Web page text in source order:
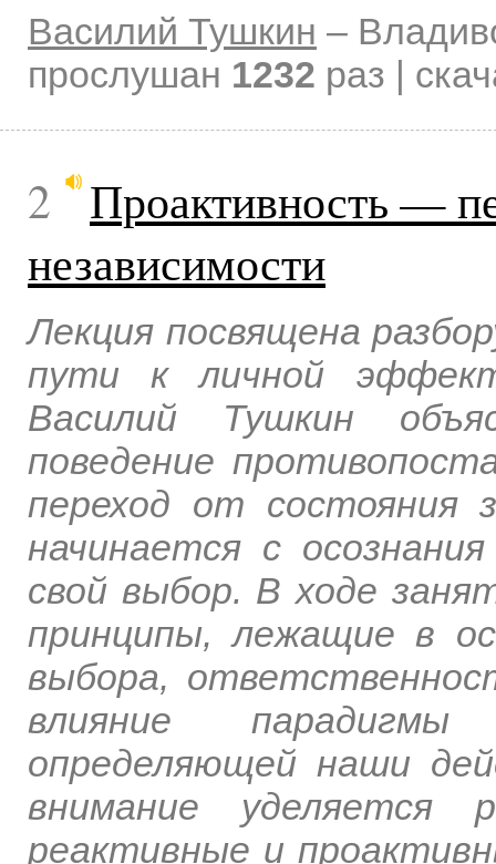
Василий Тушкин –
прослушан 1232 раз |
2
Проактивность —
независимости
Лекция посвящена
пути к личной
Василий Тушкин
поведение
переход от состояния
начинается с
свой выбор. В ходе
принципы, лежащие в
выбора,
влияние
определяющей наши
внимание уделяется
реактивные и